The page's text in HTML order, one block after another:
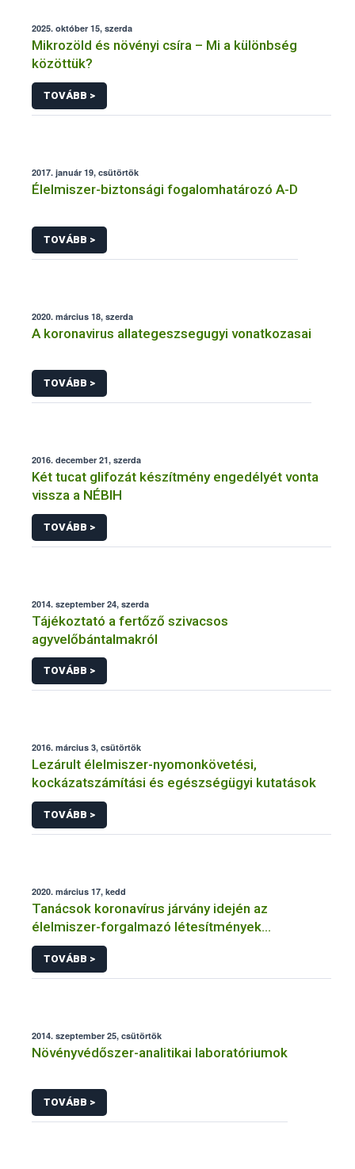
2025. október 15, szerda
Mikrozöld és növényi csíra – Mi a különbség
közöttük?
TOVÁBB >
2017. január 19, csütörtök
Élelmiszer-biztonsági fogalomhatározó A-D
TOVÁBB >
2020. március 18, szerda
A koronavirus allategeszsegugyi vonatkozasai
TOVÁBB >
2016. december 21, szerda
Két tucat glifozát készítmény engedélyét vonta
vissza a NÉBIH
TOVÁBB >
2014. szeptember 24, szerda
Tájékoztató a fertőző szivacsos
agyvelőbántalmakról
TOVÁBB >
2016. március 3, csütörtök
Lezárult élelmiszer-nyomonkövetési,
kockázatszámítási és egészségügyi kutatások
TOVÁBB >
2020. március 17, kedd
Tanácsok koronavírus járvány idején az
élelmiszer-forgalmazó létesítmények
üzemeltetőinek
TOVÁBB >
2014. szeptember 25, csütörtök
Növényvédőszer-analitikai laboratóriumok
TOVÁBB >